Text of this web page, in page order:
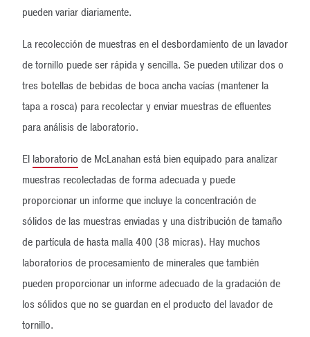
pueden variar diariamente.
La recolección de muestras en el desbordamiento de un lavador
de tornillo puede ser rápida y sencilla. Se pueden utilizar dos o
tres botellas de bebidas de boca ancha vacías (mantener la
tapa a rosca) para recolectar y enviar muestras de efluentes
para análisis de laboratorio.
El laboratorio de McLanahan está bien equipado para analizar
muestras recolectadas de forma adecuada y puede
proporcionar un informe que incluye la concentración de
sólidos de las muestras enviadas y una distribución de tamaño
de partícula de hasta malla 400 (38 micras). Hay muchos
laboratorios de procesamiento de minerales que también
pueden proporcionar un informe adecuado de la gradación de
los sólidos que no se guardan en el producto del lavador de
tornillo.